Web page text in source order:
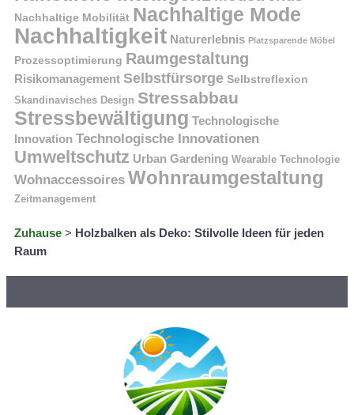
Nachhaltige Mobilität Nachhaltige Mode
Nachhaltigkeit Naturerlebnis Platzsparende Möbel
Prozessoptimierung Raumgestaltung
Risikomanagement Selbstfürsorge Selbstreflexion
Skandinavisches Design Stressabbau
Stressbewältigung Technologische
Innovation Technologische Innovationen
Umweltschutz Urban Gardening Wearable Technologie
Wohnaccessoires Wohnraumgestaltung
Zeitmanagement
Zuhause > Holzbalken als Deko: Stilvolle Ideen für jeden
Raum